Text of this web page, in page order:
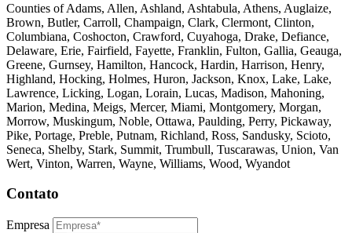
Counties of Adams, Allen, Ashland, Ashtabula, Athens, Auglaize,
Brown, Butler, Carroll, Champaign, Clark, Clermont, Clinton,
Columbiana, Coshocton, Crawford, Cuyahoga, Drake, Defiance,
Delaware, Erie, Fairfield, Fayette, Franklin, Fulton, Gallia, Geauga,
Greene, Gurnsey, Hamilton, Hancock, Hardin, Harrison, Henry,
Highland, Hocking, Holmes, Huron, Jackson, Knox, Lake, Lake,
Lawrence, Licking, Logan, Lorain, Lucas, Madison, Mahoning,
Marion, Medina, Meigs, Mercer, Miami, Montgomery, Morgan,
Morrow, Muskingum, Noble, Ottawa, Paulding, Perry, Pickaway,
Pike, Portage, Preble, Putnam, Richland, Ross, Sandusky, Scioto,
Seneca, Shelby, Stark, Summit, Trumbull, Tuscarawas, Union, Van
Wert, Vinton, Warren, Wayne, Williams, Wood, Wyandot
Contato
Empresa